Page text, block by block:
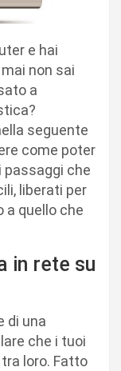
e hai
non sai
a
seguente
come poter
passaggi che
liberati per
a quello che
in rete su
di una
che i tuoi
loro. Fatto